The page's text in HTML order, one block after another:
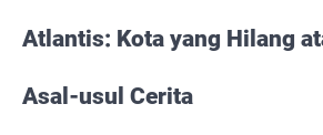
Atlantis: Kota yang Hilang
Asal-usul Cerita